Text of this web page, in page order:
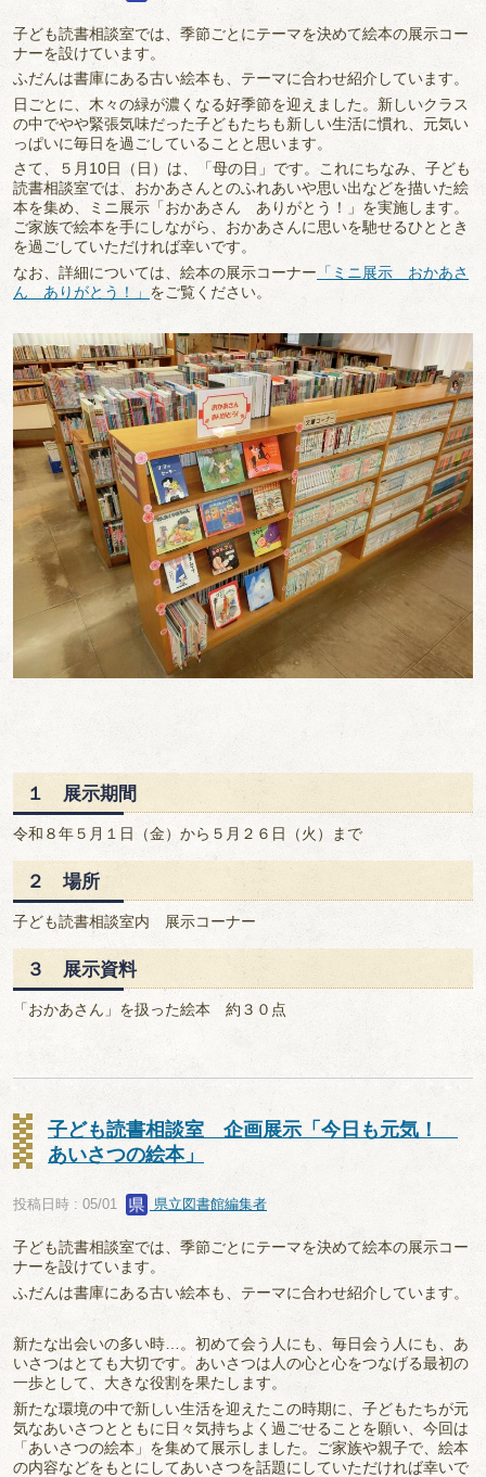
子ども読書相談室では、季節ごとにテーマを決めて絵本の展示コー
ナーを設けています。
ふだんは書庫にある古い絵本も、テーマに合わせ紹介しています。
日ごとに、木々の緑が濃くなる好季節を迎えました。新しいクラス
の中でやや緊張気味だった子どもたちも新しい生活に慣れ、元気い
っぱいに毎日を過ごしていることと思います。
さて、５月10日（日）は、「母の日」です。これにちなみ、子ども
読書相談室では、おかあさんとのふれあいや思い出などを描いた絵
本を集め、ミニ展示「おかあさん ありがとう！」を実施します。
ご家族で絵本を手にしながら、おかあさんに思いを馳せるひととき
を過ごしていただければ幸いです。
なお、詳細については、絵本の展示コーナー 「ミニ展示 おかあさ
ん ありがとう！」 をご覧ください。
１ 展示期間
令和８年５月１日（金）から５月２６日（火）まで
２ 場所
子ども読書相談室内 展示コーナー
３ 展示資料
「おかあさん」を扱った絵本 約３０点
子ども読書相談室 企画展示「今日も元気！
あいさつの絵本」
投稿日時 : 05/01 県立図書館編集者
子ども読書相談室では、季節ごとにテーマを決めて絵本の展示コー
ナーを設けています。
ふだんは書庫にある古い絵本も、テーマに合わせ紹介しています。
新たな出会いの多い時…。初めて会う人にも、毎日会う人にも、あ
いさつはとても大切です。あいさつは人の心と心をつなげる最初の
一歩として、大きな役割を果たします。
新たな環境の中で新しい生活を迎えたこの時期に、子どもたちが元
気なあいさつとともに日々気持ちよく過ごせることを願い、今回は
「あいさつの絵本」を集めて展示しました。ご家族や親子で、絵本
の内容などをもとにしてあいさつを話題にしていただければ幸いで